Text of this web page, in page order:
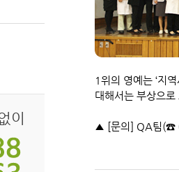
이
1위의 영예는 ‘지
대해서는 부상으로
▲ [문의] QA팀(☎